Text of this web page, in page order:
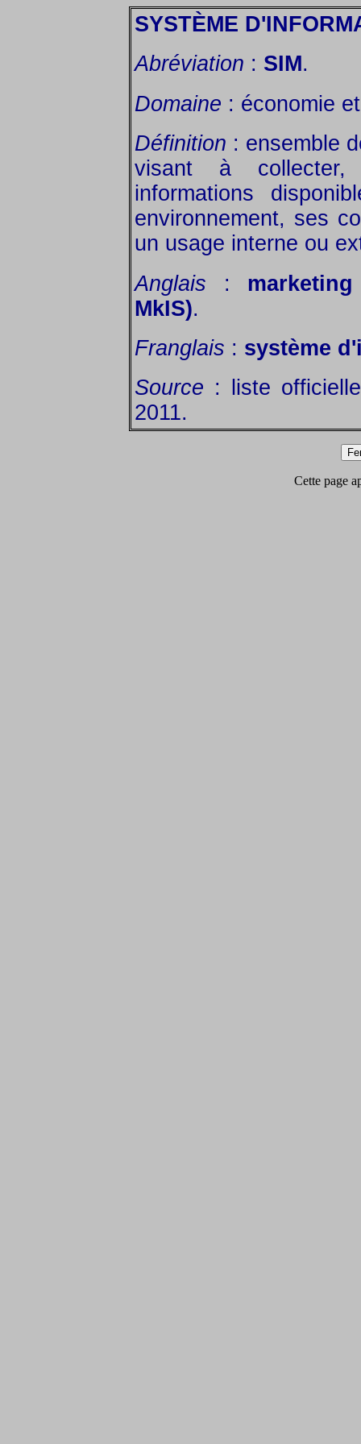
SYSTÈME
Abréviation : SIM.
Domaine : économie
Définition : ensemble
visant à
informations
environnement, ses
un usage interne ou
Anglais :
MkIS).
Franglais : système
Source : liste
2011.
Cette page